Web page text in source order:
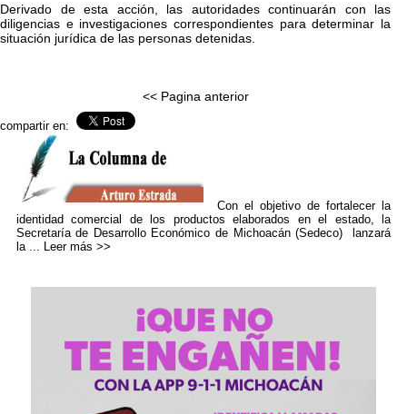
Derivado de esta acción, las autoridades continuarán con las
diligencias e investigaciones correspondientes para determinar la
situación jurídica de las personas detenidas.
<< Pagina anterior
compartir en:
Con el objetivo de fortalecer la
identidad comercial de los productos elaborados en el estado, la
Secretaría de Desarrollo Económico de Michoacán (Sedeco) lanzará
la ... Leer más >>